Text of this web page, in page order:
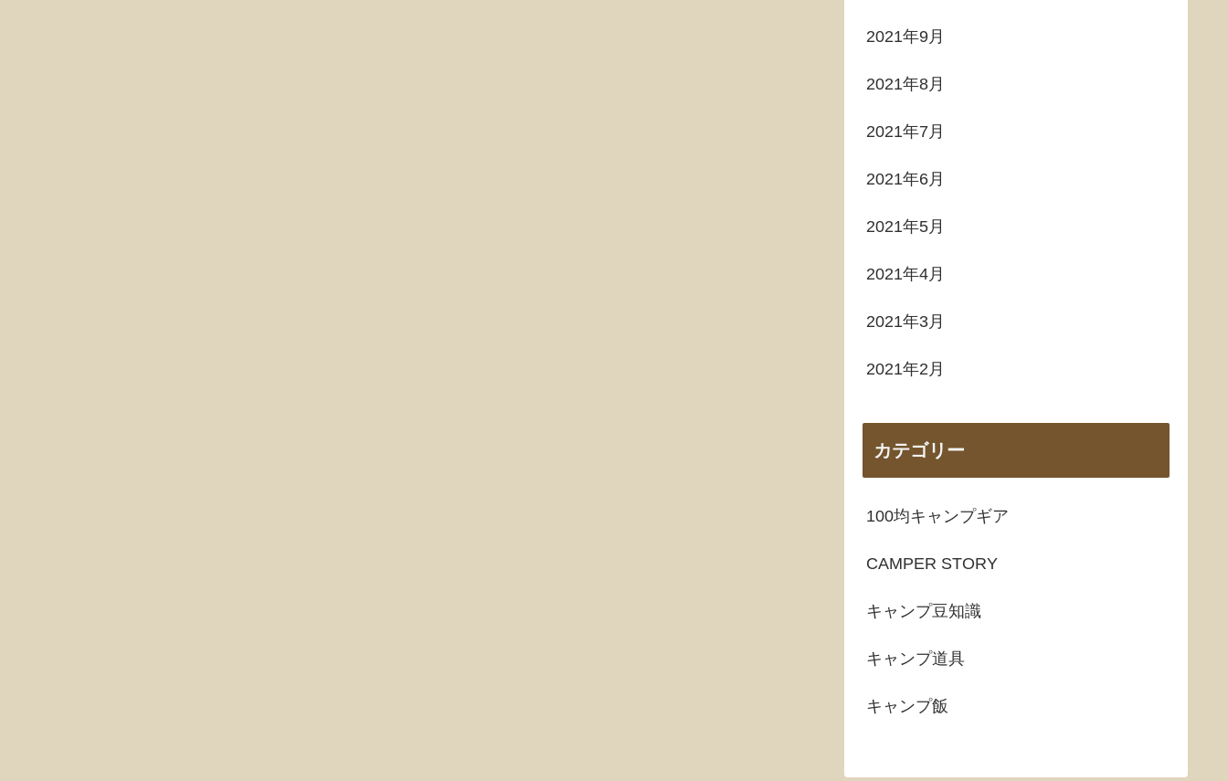
2021年9月
2021年8月
2021年7月
2021年6月
2021年5月
2021年4月
2021年3月
2021年2月
カテゴリー
100均キャンプギア
CAMPER STORY
キャンプ豆知識
キャンプ道具
キャンプ飯